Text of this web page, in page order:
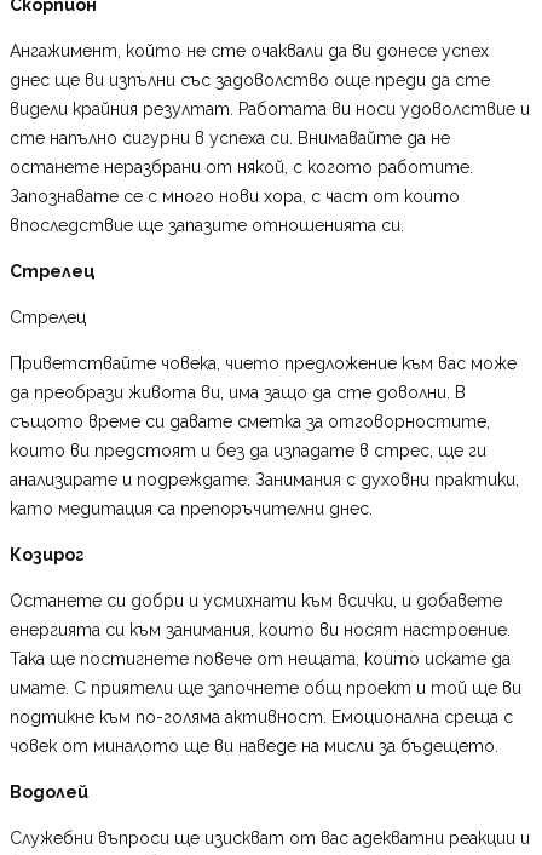
Скорпион
Ангажимент, който не сте очаквали да ви донесе успех
днес ще ви изпълни със задоволство още преди да сте
видели крайния резултат. Работата ви носи удоволствие и
сте напълно сигурни в успеха си. Внимавайте да не
останете неразбрани от някой, с когото работите.
Запознавате се с много нови хора, с част от които
впоследствие ще запазите отношенията си.
Стрелец
Стрелец
Приветствайте човека, чието предложение към вас може
да преобрази живота ви, има защо да сте доволни. В
същото време си давате сметка за отговорностите,
които ви предстоят и без да изпадате в стрес, ще ги
анализирате и подреждате. Занимания с духовни практики,
като медитация са препоръчителни днес.
Козирог
Останете си добри и усмихнати към всички, и добавете
енергията си към занимания, които ви носят настроение.
Така ще постигнете повече от нещата, които искате да
имате. С приятели ще започнете общ проект и той ще ви
подтикне към по-голяма активност. Емоционална среща с
човек от миналото ще ви наведе на мисли за бъдещето.
Водолей
Служебни въпроси ще изискват от вас адекватни реакции и